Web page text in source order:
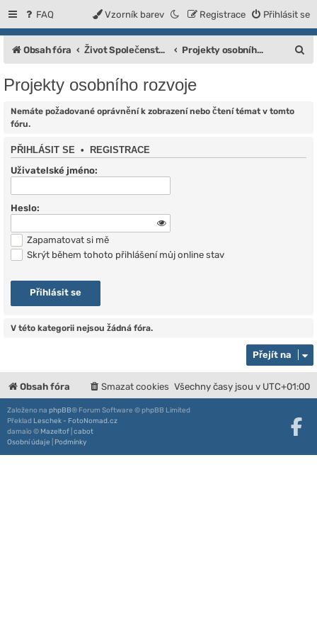
FAQ Přihlásit se
Registrace
Vzorník barev
Obsah fóra Život Společenství Cesty Síly Projekty osobního rozvoje
Projekty osobního rozvoje
Nemáte požadované oprávnění k zobrazení nebo čtení témat v tomto
fóru.
PŘIHLÁSIT SE • REGISTRACE
Uživatelské jméno:
Heslo:
Zapamatovat si mě
Skrýt během tohoto přihlášení můj online stav
V této kategorii nejsou žádná fóra.
Přejít na
Obsah fóra Všechny časy jsou v UTC+01:00
Smazat cookies
Založeno na phpBB® Forum Software © phpBB Limited
Překlad Leschek - FotoNomad.cz
damaïo © Mazeltof cabot
Osobní údaje
Podmínky